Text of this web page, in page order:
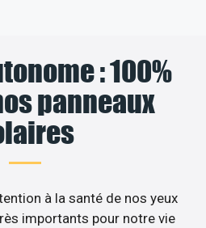
: 100%
panneaux
à la santé de nos yeux
importants pour notre vie